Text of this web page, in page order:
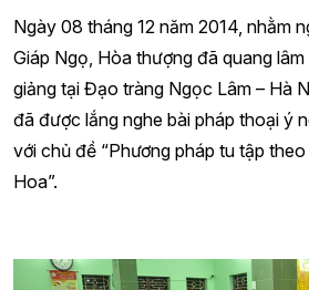
Ngày 08 tháng 12 năm 2014, nhằm
Giáp Ngọ, Hòa thượng đã quang
giảng tại Đạo tràng Ngọc Lâm – Hà
đã được lắng nghe bài pháp thoại ý
với chủ đề “Phương pháp tu tập
Hoa”.